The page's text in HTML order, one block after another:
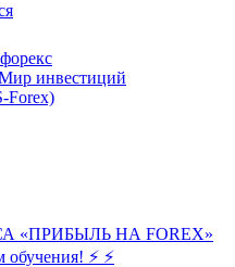
инвестиций
«ПРИБЫЛЬ НА FOREX»
⚡ ⚡